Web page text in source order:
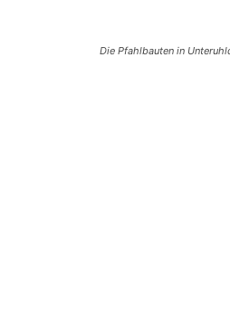
Die Pfahlbauten in